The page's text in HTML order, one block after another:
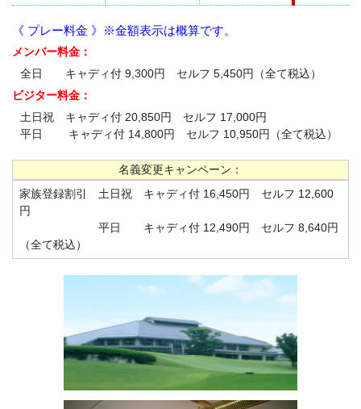
《 プレー料金 》※金額表示は概算です。
メンバー料金：
全日 キャディ付 9,300円 セルフ 5,450円（全て税込）
ビジター料金：
土日祝 キャディ付 20,850円 セルフ 17,000円
平日 キャディ付 14,800円 セルフ 10,950円（全て税込）
名義変更キャンペーン：
家族登録割引 土日祝 キャディ付 16,450円 セルフ 12,600
円
平日 キャディ付 12,490円 セルフ 8,640円
（全て税込）